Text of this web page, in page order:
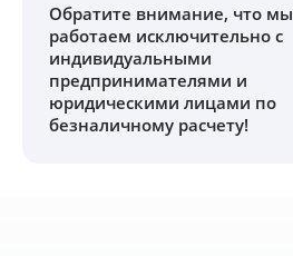
Обратите внимание, что мы
работаем исключительно с
индивидуальными
предпринимателями и
юридическими лицами по
безналичному расчету!